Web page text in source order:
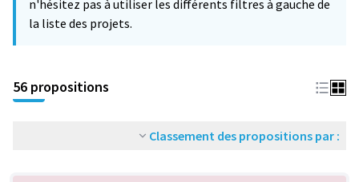
n'hésitez pas à utiliser les différents filtres à gauche de
la liste des projets.
56 propositions
Classement des propositions par :